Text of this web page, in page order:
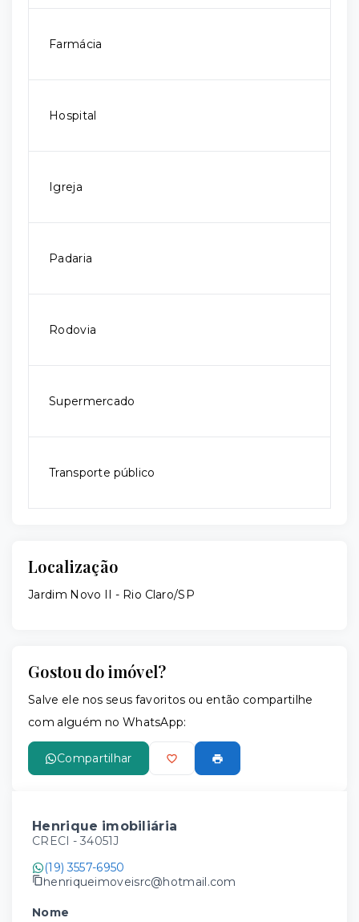
Farmácia
Hospital
Igreja
Padaria
Rodovia
Supermercado
Transporte público
Localização
Jardim Novo II - Rio Claro/SP
Gostou do imóvel?
Salve ele nos seus favoritos ou então compartilhe
com alguém no WhatsApp:
Compartilhar
Henrique imobiliária
CRECI - 34051J
(19) 3557-6950
henriqueimoveisrc@hotmail.com
Nome